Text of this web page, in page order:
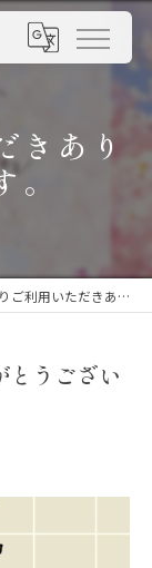
きあり
いただきありがとうございます。
とうござい